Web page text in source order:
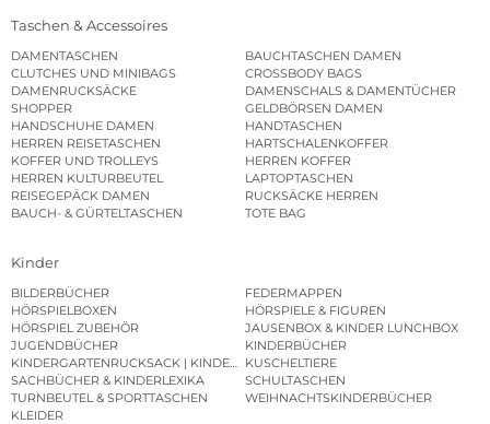
Taschen & Accessoires
DAMENTASCHEN
BAUCHTASCHEN DAMEN
CLUTCHES UND MINIBAGS
CROSSBODY BAGS
DAMENRUCKSÄCKE
DAMENSCHALS & DAMENTÜCHER
SHOPPER
GELDBÖRSEN DAMEN
HANDSCHUHE DAMEN
HANDTASCHEN
HERREN REISETASCHEN
HARTSCHALENKOFFER
KOFFER UND TROLLEYS
HERREN KOFFER
HERREN KULTURBEUTEL
LAPTOPTASCHEN
REISEGEPÄCK DAMEN
RUCKSÄCKE HERREN
BAUCH- & GÜRTELTASCHEN
TOTE BAG
Kinder
BILDERBÜCHER
FEDERMAPPEN
HÖRSPIELBOXEN
HÖRSPIELE & FIGUREN
HÖRSPIEL ZUBEHÖR
JAUSENBOX & KINDER LUNCHBOX
JUGENDBÜCHER
KINDERBÜCHER
KINDERGARTENRUCKSACK | KINDERGARTENBEUTEL
KUSCHELTIERE
SACHBÜCHER & KINDERLEXIKA
SCHULTASCHEN
TURNBEUTEL & SPORTTASCHEN
WEIHNACHTSKINDERBÜCHER
KLEIDER